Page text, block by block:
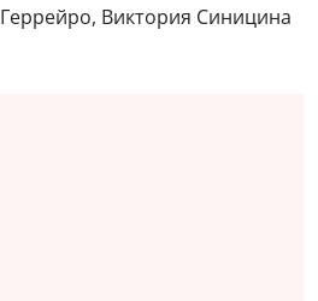
Виктория Синицина